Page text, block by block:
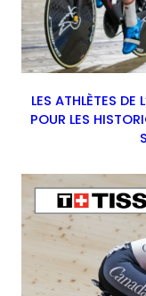
LES ATHLÈTES DE
POUR LES